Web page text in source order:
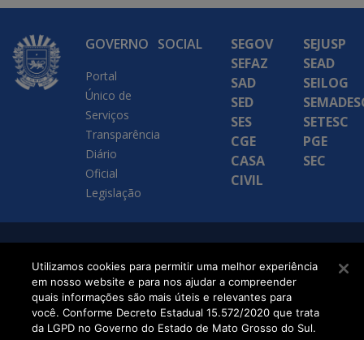
GOVERNO
Portal
Único de
Serviços
Transparência
Diário
Oficial
Legislação
SOCIAL
SEGOV
SEFAZ
SAD
SED
SES
CGE
CASA
CIVIL
SEJUSP
SEAD
SEILOG
SETESC
PGE
SEC
Executiva de
Transformação Digital
Utilizamos cookies para permitir uma melhor experiência
em nosso website e para nos ajudar a compreender
quais informações são mais úteis e relevantes para
você. Conforme Decreto Estadual 15.572/2020 que trata
da LGPD no Governo do Estado de Mato Grosso do Sul.